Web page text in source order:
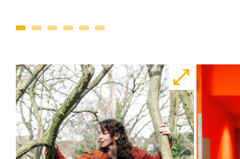
Karten
Di, 27.10. / 10:00 – 10:45
JUNGES SCHAUSPIEL
Bin gleich fertig!